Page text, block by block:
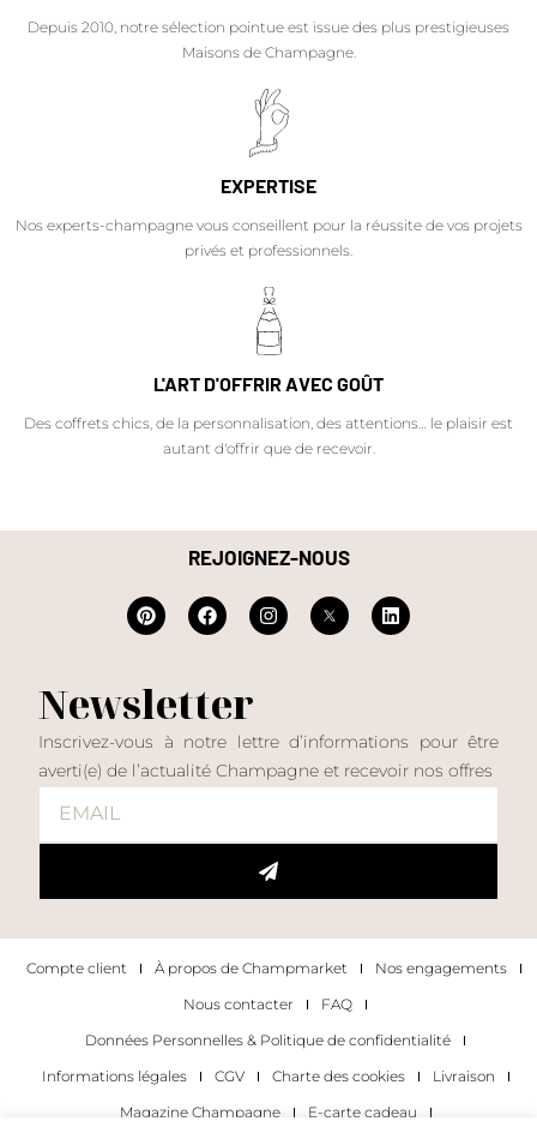
Depuis 2010, notre sélection pointue est issue des plus prestigieuses
Maisons de Champagne.
EXPERTISE
Nos experts-champagne vous conseillent pour la réussite de vos projets
privés et professionnels.
L'ART D'OFFRIR AVEC GOÛT
Des coffrets chics, de la personnalisation, des attentions… le plaisir est
autant d'offrir que de recevoir.
REJOIGNEZ-NOUS
Newsletter
Inscrivez-vous à notre lettre d’informations pour être
averti(e) de l’actualité Champagne et recevoir nos offres
Compte client À propos de Champmarket
Nos engagements
Nous contacter
FAQ
Données Personnelles & Politique de confidentialité
Informations légales
CGV Charte des cookies
Livraison
Magazine Champagne
E-carte cadeau